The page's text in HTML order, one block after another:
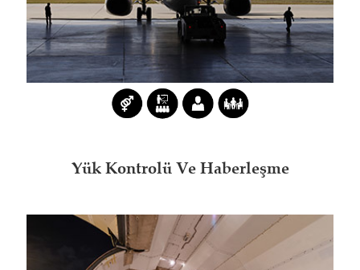
Yük Kontrolü Ve Haberleşme